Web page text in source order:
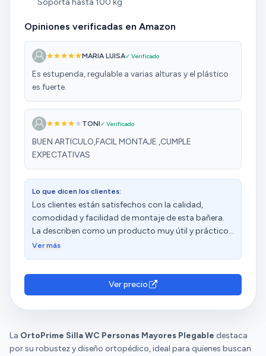
Opiniones verificadas en Amazon
MARIA LUISA✓ Verificado
Es estupenda, regulable a varias alturas y el plástico
es fuerte.
TONI✓ Verificado
BUEN ARTICULO,FACIL MONTAJE ,CUMPLE
EXPECTATIVAS
Lo que dicen los clientes:
Los clientes están satisfechos con la calidad,
comodidad y facilidad de montaje de esta bañera.
La describen como un producto muy útil y práctico,
especialmente para personas mayores. Destacan su
Ver más
Ver precio
La OrtoPrime Silla WC Personas Mayores Plegable destaca
por su robustez y diseño ortopédico, ideal para quienes buscan